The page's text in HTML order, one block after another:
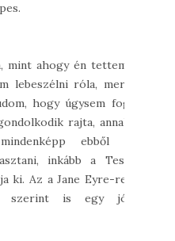
mint ahogy én tettem,
lebeszélni róla, mert
hogy úgysem fog
rajta, annak
ebből a
inkább a Tess
ki. Az a Jane Eyre-rel
szerint is egy jó,